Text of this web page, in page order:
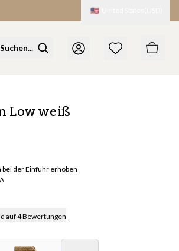
🇺🇸
Low weiß
der Einfuhr erhoben
auf 4 Bewertungen